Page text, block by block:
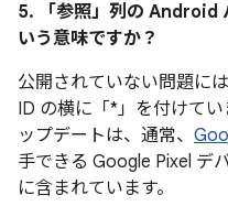
5. 「参照」 列の Android
いう意味ですか？
公開されていない問題に
ID の横に「*」を付けて
ップデートは、通常、
手できる Google Pixel デ
に含まれています。